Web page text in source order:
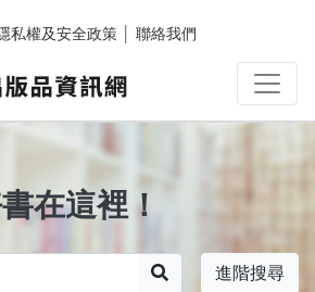
私權及安全政策 聯絡我們
在這裡！
進階搜尋